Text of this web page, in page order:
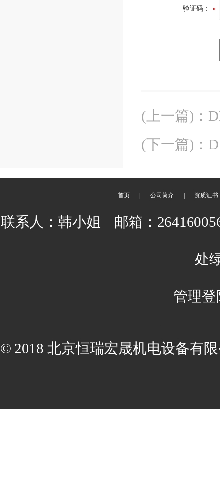
验证码：
(上一篇) ：
(下一篇) ：
首页 公司简介 资质证书
联系人：韩小姐 邮箱：
处
管理登
© 2018 北京恒瑞宏晟机电设备有